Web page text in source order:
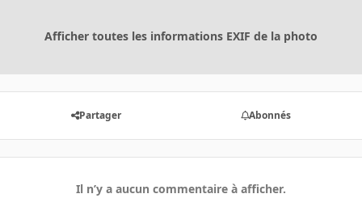
Afficher toutes les informations EXIF de la photo
Partager Abonnés
Il n’y a aucun commentaire à afficher.